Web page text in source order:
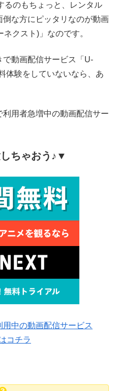
るのもちょっと、レンタル
な方にピッタリなのが動画
クスト)」なのです。
で動画配信サービス「U-
体験をしていないなら、あ
用者急増中の動画配信サー
ちゃおう♪▼
用中の動画配信サービス
コチラ